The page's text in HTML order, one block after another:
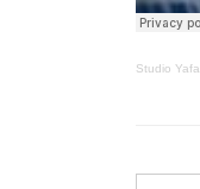
Studio Yafa